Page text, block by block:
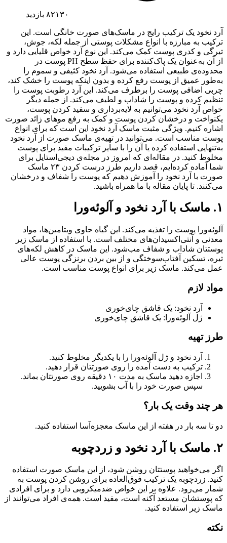
۸۲۱۳۰ بازدید
آرد نخود یک ترکیب رایج در ماسک‌های صورت خانگی است. این
ترکیب به مبارزه با انواع مشکلات پوستی از جمله لکه، جوش،
تیرگی و کدری پوست کمک می‌کند. این نوع آرد خواص قلیایی دارد و
از آن به‌عنوان یک پاک‌کننده برای حفظ سطح PH پوست در
محدوده‌ی طبیعی استفاده می‌شود. آرد نخود کثیفی و سموم را
به‌طور عمیق از پوست رفع کرده و بدون اینکه پوست را خشک کند،
چربی اضافی پوست را برطرف می‌کند. این آرد رطوبت پوست را
تنظیم کرده و پوست را شاداب و لطیف می‌کند. از جمله دیگر
خواص آرد نخود می‌توانیم به لایه‌برداری و سفید کردن پوست،
یکنواخت و درخشان کردن پوست و کمک به رفع موهای زائد صورت
اشاره کنیم. ویژگی مثبت ماسک آرد نخود این است که برای انواع
پوست مناسب است. می‌توانید در تهیه‌ی ماسک صورت از آرد نخود
به‌تنهایی استفاده کرده یا آن را با سایر ترکیبات مفید برای پوست
مخلوط کنید. در مقاله‌ای که امروز در مجله‌ی دیجی‌استایل برای
شما آماده کرده‌ایم، قصد داریم طرز درست کردن ۲۳ ماسک
صورت با آرد نخود را آموزش دهیم که پوست را شفاف و درخشان
می‌کنند. تا پایان مقاله با ما همراه باشید.
۱. ماسک با آرد نخود و آلوئه‌ورا
آلوئه‌ورا پوست را تغذیه می‌کند. این گیاه حاوی ویتامین‌ها، مواد
معدنی و آنتی‌اکسیدان‌های مختلف است. با استفاده از ماسک زیر
پوستتان شاداب و شفاف مب‌شود. این ماسک در کاهش لکه‌های
تیره، تسکین آفتاب‌سوختگی و از بین بردن برنزگی پوست عالی
عمل می‌کند. ماسک زیر برای انواع پوست مناسب است.
مواد لازم
آرد نخود: یک قاشق چای‌خوری
ژل آلوئه‌ورا: یک قاشق چای‌خوری
طرز تهیه
آرد نخود و ژل آلوئه‌ورا را با یکدیگر مخلوط کنید.
ترکیب به دست آمده را روی صورتتان قرار دهید‌.
اجازه دهید ماسک به مدت ۱۰ دقیقه روی صورتتان بماند.
سپس صورت خود را با آب بشویید.
هر چند وقت یک بار؟
دو تا سه بار در هفته از این ماسک معجزه‌آسا استفاده کنید.
۲. ماسک با آرد نخود و زردچوبه
اگر می‌خواهید پوستتان روشن شود، از این ماسک صورت استفاده
کنید. زردچوبه یک ترکیب فوق‌العاده برای روشن کردن پوست به
شمار می‌رود. علاوه بر این خواص ضدمیکروبی دارد و برای افرادی
که پوستشان مستعد آکنه است، مفید است. همه‌ی افراد می‌توانند از
ماسک زیر استفاده کنید.
نکته